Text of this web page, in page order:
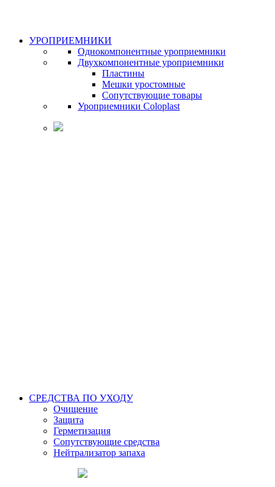
УРОПРИЕМНИКИ
Однокомпонентные уроприемники
Двухкомпонентные уроприемники
Пластины
Мешки уростомные
Сопутствующие товары
Уроприемники Coloplast
СРЕДСТВА ПО УХОДУ
Очищение
Защита
Герметизация
Сопутствующие средства
Нейтрализатор запаха